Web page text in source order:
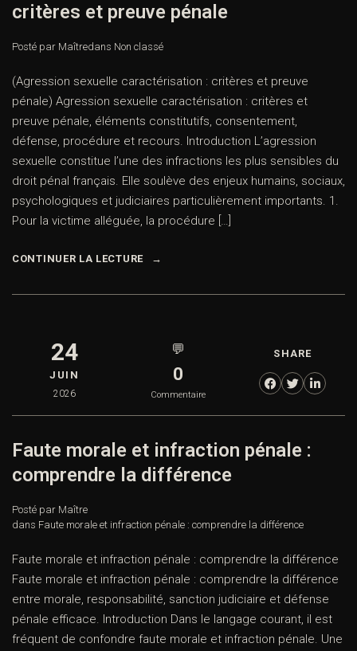
critères et preuve pénale
Posté par Maîtredans Non classé
(Agression sexuelle caractérisation : critères et preuve
pénale) Agression sexuelle caractérisation : critères et
preuve pénale, éléments constitutifs, consentement,
défense, procédure et recours. Introduction L’agression
sexuelle constitue l’une des infractions les plus sensibles du
droit pénal français. Elle soulève des enjeux humains, sociaux,
psychologiques et judiciaires particulièrement importants. 1.
Pour la victime alléguée, la procédure […]
CONTINUER LA LECTURE
24
JUIN
2026
💬
0
Commentaire
SHARE
Faute morale et infraction pénale :
comprendre la différence
Posté par Maître
dans Faute morale et infraction pénale : comprendre la différence
Faute morale et infraction pénale : comprendre la différence
Faute morale et infraction pénale : comprendre la différence
entre morale, responsabilité, sanction judiciaire et défense
pénale efficace. Introduction Dans le langage courant, il est
fréquent de confondre faute morale et infraction pénale. Une